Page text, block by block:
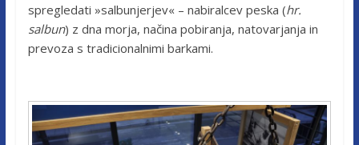
spregledati »salbunjerjev« – nabiralcev peska (hr.
salbun) z dna morja, načina pobiranja, natovarjanja in
prevoza s tradicionalnimi barkami.